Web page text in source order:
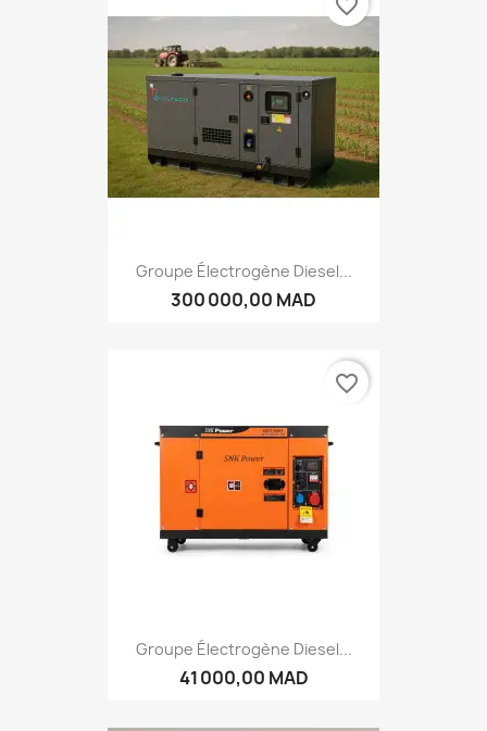
Groupe Électrogène Diesel...
300 000,00 MAD
Groupe Électrogène Diesel...
41 000,00 MAD
favorite_border